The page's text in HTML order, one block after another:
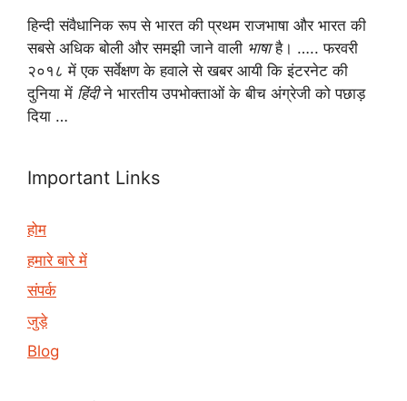
हिन्दी संवैधानिक रूप से भारत की प्रथम राजभाषा और भारत की
सबसे अधिक बोली और समझी जाने वाली भाषाहै। ….. फरवरी
२०१८ में एक सर्वेक्षण के हवाले से खबर आयी कि इंटरनेट की
दुनिया में हिंदीने भारतीय उपभोक्ताओं के बीच अंग्रेजी को पछाड़
दिया …
Important Links
होम
हमारे बारे में
संपर्क
जुड़े
Blog